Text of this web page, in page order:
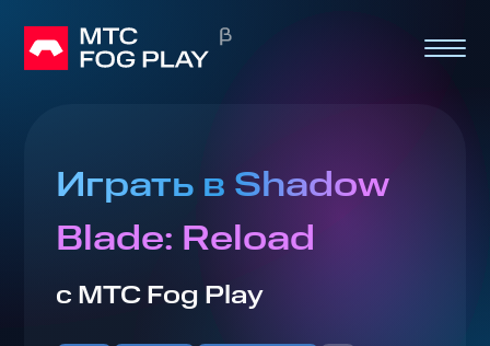
Играть в Shadow
Blade: Reload
с МТС Fog Play